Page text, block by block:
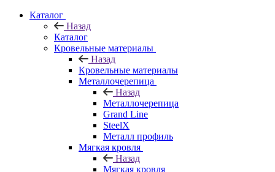
Каталог
Назад
Каталог
Кровельные материалы
Назад
Кровельные материалы
Металлочерепица
Назад
Металлочерепица
Grand Line
SteelX
Металл профиль
Мягкая кровля
Назад
Мягкая кровля